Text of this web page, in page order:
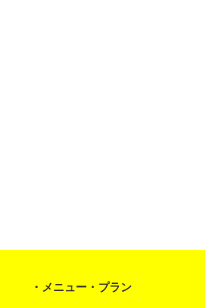
メニュー・プラン